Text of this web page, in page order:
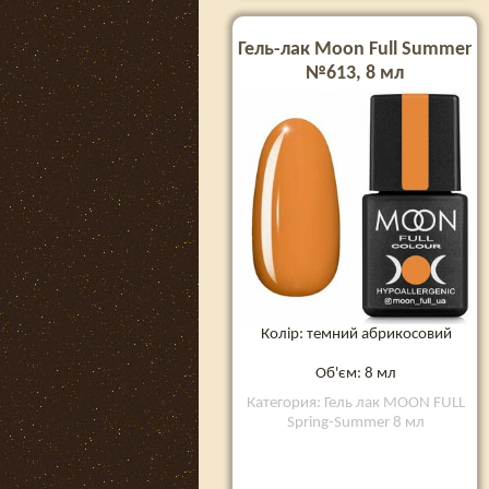
Гель-лак Moon Full Summer
№613, 8 мл
Колір: темний абрикосовий
Об'єм: 8 мл
Категория: Гель лак MOON FULL
Spring-Summer 8 мл